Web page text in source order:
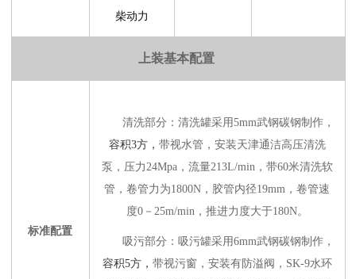
柴动力
上装基本配置
标准配置
清洗部分：清洗罐采用5mm武钢碳钢制作，
容积3方， 带视水管，安装天津通洁高压清洗
泵，压力24Mpa，流量213L/min，带60米清洗软
管，卷管力为1800N，胶管内径19mm，卷管速
度0－25m/min，推进力度大于180N。
吸污部分：吸污罐采用6mm武钢碳钢制作，
容积5方， 带视污窗，安装有防溢阀， SK-9水环